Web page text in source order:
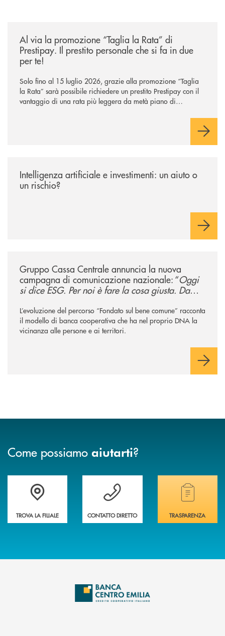
Al via la promozione “Taglia la Rata” di
Prestipay. Il prestito personale che si fa in due
per te!
Solo fino al 15 luglio 2026, grazie alla promozione “Taglia
la Rata” sarà possibile richiedere un prestito Prestipay con il
vantaggio di una rata più leggera da metà piano di
Intelligenza artificiale e investimenti: un aiuto o
un rischio?
Gruppo Cassa Centrale annuncia la nuova
campagna di comunicazione nazionale: “Oggi
si dice ESG. Per noi è fare la cosa giusta. Da
L’evoluzione del percorso “Fondato sul bene comune” racconta
il modello di banca cooperativa che ha nel proprio DNA la
vicinanza alle persone e ai territori.
Come possiamo aiutarti?
Accedi all' elenco completo delle filiali
TROVA LA FILIALE
Vuoi avere maggiori informazioni sulla
CONTATTO DIRETTO
Hai bisogno di
TRASPARENZA